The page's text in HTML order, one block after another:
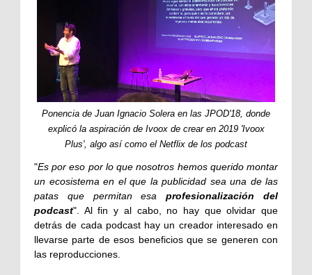
Ponencia de Juan Ignacio Solera en las JPOD'18, donde
explicó la aspiración de Ivoox de crear en 2019 'Ivoox
Plus', algo así como el Netflix de los podcast
"Es por eso por lo que nosotros hemos querido montar
un ecosistema en el que la publicidad sea una de las
patas que permitan esaprofesionalización del
podcast". Al fin y al cabo, no hay que olvidar que
detrás de cada podcast hay un creador interesado en
llevarse parte de esos beneficios que se generen con
las reproducciones.